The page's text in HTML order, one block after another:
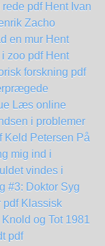
pdf Hent Ivan
Zacho
en mur Hent
zoo pdf Hent
forskning pdf
Læs online
i problemer
Keld Petersen På
mig ind i
vindes i
#3: Doktor Syg
pdf Klassisk
Knold og Tot 1981
pdf